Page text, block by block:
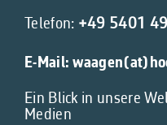
Telefon: +49 5401
E-Mail:
Ein Blick in unsere
Medien